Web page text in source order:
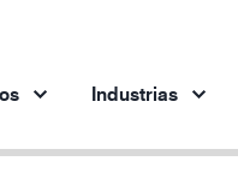
Industrias